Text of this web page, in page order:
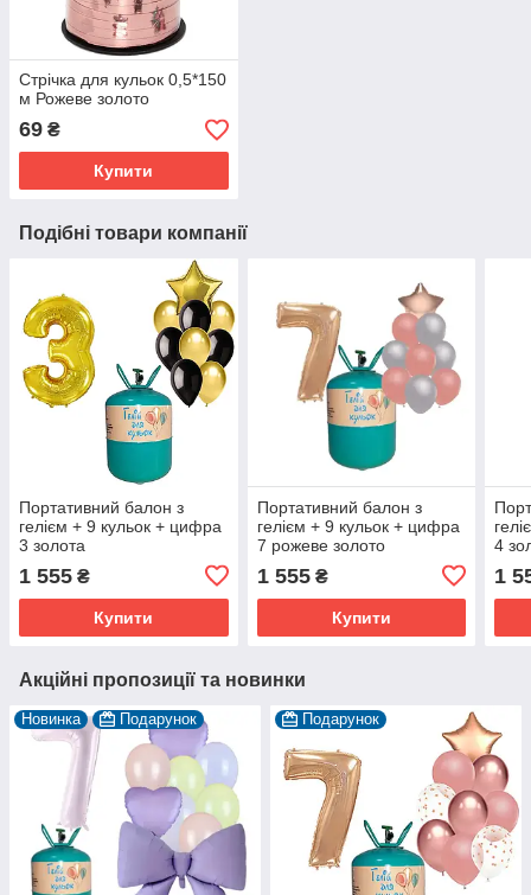
Стрічка для кульок 0,5*150
м Рожеве золото
69 ₴
Купити
Подібні товари компанії
Портативний балон з
гелієм + 9 кульок + цифра
3 золота
1 555 ₴
Купити
Портативний балон з
гелієм + 9 кульок + цифра
7 рожеве золото
1 555₴
Купити
4
1
Акційні пропозиції та новинки
Новинка Подарунок Подарунок